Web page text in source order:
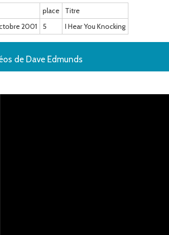
place
Titre
2001
5 I Hear You Knocking
de Dave Edmunds